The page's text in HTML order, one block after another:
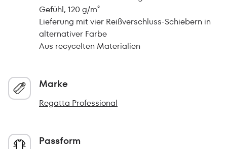
Gefühl, 120 g/m²
Lieferung mit vier Reißverschluss-Schiebern in
alternativer Farbe
Aus recycelten Materialien
Marke
Regatta Professional
Passform